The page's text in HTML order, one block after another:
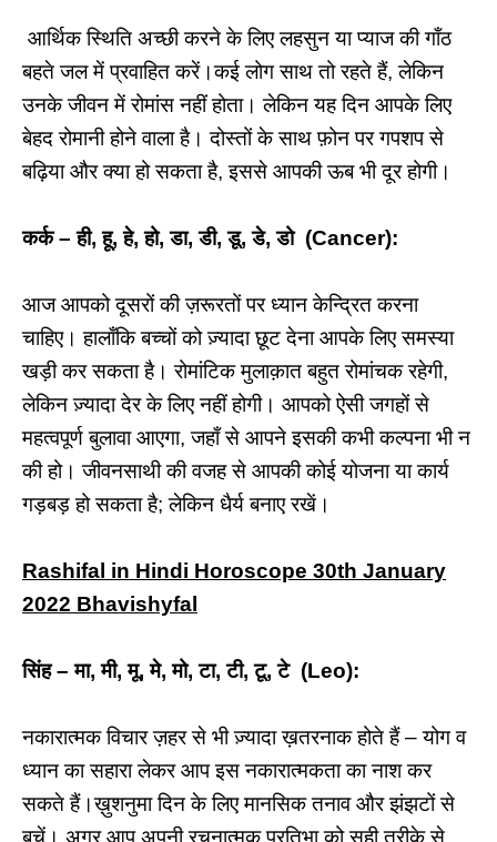
आर्थिक स्थिति अच्छी करने के लिए लहसुन या प्याज की गाँठ
बहते जल में प्रवाहित करें।कई लोग साथ तो रहते हैं, लेकिन
उनके जीवन में रोमांस नहीं होता। लेकिन यह दिन आपके लिए
बेहद रोमानी होने वाला है। दोस्तों के साथ फ़ोन पर गपशप से
बढ़िया और क्या हो सकता है, इससे आपकी ऊब भी दूर होगी।
कर्क – ही, हू, हे, हो, डा, डी, डू, डे, डो (Cancer):
आज आपको दूसरों की ज़रूरतों पर ध्यान केन्द्रित करना
चाहिए। हालाँकि बच्चों को ज़्यादा छूट देना आपके लिए समस्या
खड़ी कर सकता है। रोमांटिक मुलाक़ात बहुत रोमांचक रहेगी,
लेकिन ज़्यादा देर के लिए नहीं होगी। आपको ऐसी जगहों से
महत्वपूर्ण बुलावा आएगा, जहाँ से आपने इसकी कभी कल्पना भी न
की हो। जीवनसाथी की वजह से आपकी कोई योजना या कार्य
गड़बड़ हो सकता है; लेकिन धैर्य बनाए रखें।
Rashifal in Hindi Horoscope 30th January
2022 Bhavishyfal
सिंह – मा, मी, मू, मे, मो, टा, टी, टू, टे (Leo):
नकारात्मक विचार ज़हर से भी ज़्यादा ख़तरनाक होते हैं – योग व
ध्यान का सहारा लेकर आप इस नकारात्मकता का नाश कर
सकते हैं।ख़ुशनुमा दिन के लिए मानसिक तनाव और झंझटों से
बचें। अगर आप अपनी रचनात्मक प्रतिभा को सही तरीक़े से